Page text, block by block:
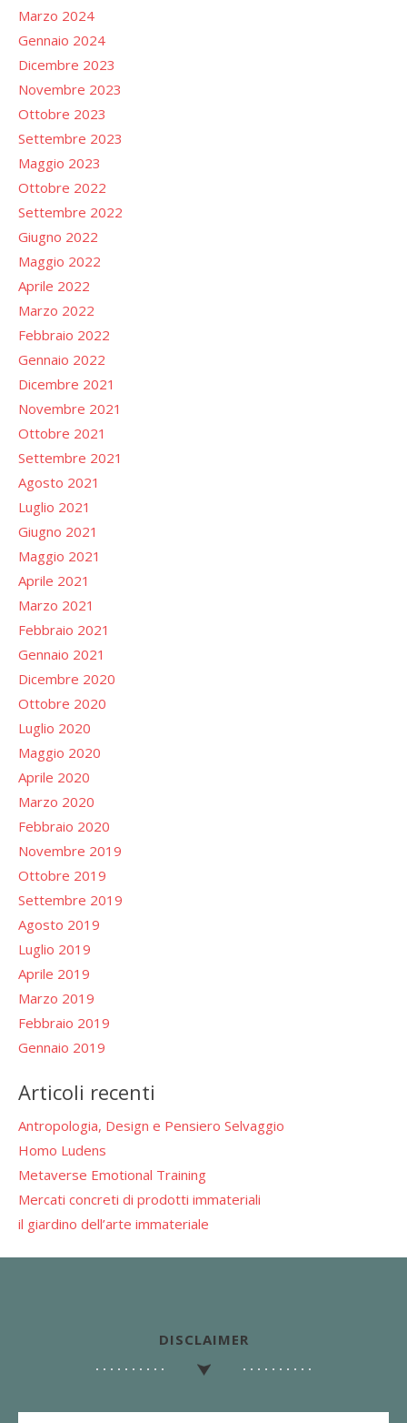
Marzo 2024
Gennaio 2024
Dicembre 2023
Novembre 2023
Ottobre 2023
Settembre 2023
Maggio 2023
Ottobre 2022
Settembre 2022
Giugno 2022
Maggio 2022
Aprile 2022
Marzo 2022
Febbraio 2022
Gennaio 2022
Dicembre 2021
Novembre 2021
Ottobre 2021
Settembre 2021
Agosto 2021
Luglio 2021
Giugno 2021
Maggio 2021
Aprile 2021
Marzo 2021
Febbraio 2021
Gennaio 2021
Dicembre 2020
Ottobre 2020
Luglio 2020
Maggio 2020
Aprile 2020
Marzo 2020
Febbraio 2020
Novembre 2019
Ottobre 2019
Settembre 2019
Agosto 2019
Luglio 2019
Aprile 2019
Marzo 2019
Febbraio 2019
Gennaio 2019
Articoli recenti
Antropologia, Design e Pensiero Selvaggio
Homo Ludens
Metaverse Emotional Training
Mercati concreti di prodotti immateriali
il giardino dell’arte immateriale
DISCLAIMER